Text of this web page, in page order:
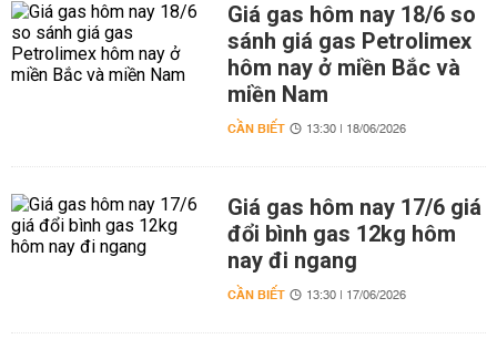
Giá gas hôm nay 18/6 so
sánh giá gas Petrolimex
hôm nay ở miền Bắc và
miền Nam
CẦN BIẾT 13:30 | 18/06/2026
Giá gas hôm nay 17/6 giá
đổi bình gas 12kg hôm
nay đi ngang
CẦN BIẾT 13:30 | 17/06/2026